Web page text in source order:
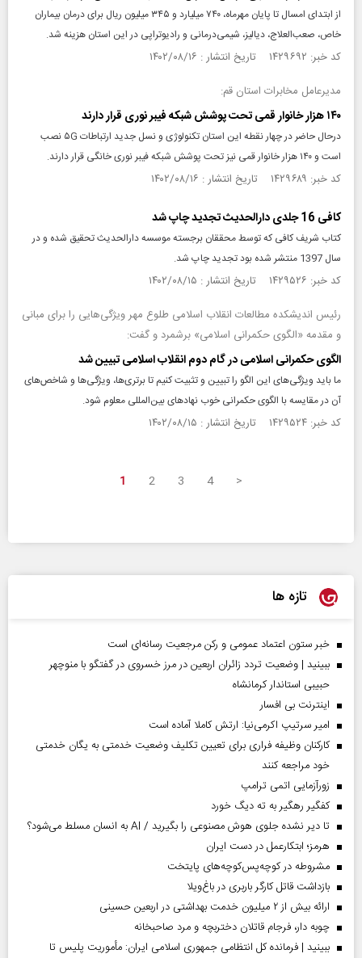
از ابتدای امسال تا پایان مهرماه، ۷۴۰ میلیارد و ۳۴۵ میلیون ریال برای درمان بیماران
خاص، صعب‌العلاج، دیالیز، شیمی‌درمانی و رادیوتراپی در این استان هزینه شد.
کد خبر: ۱۴۲۹۶۹۲ تاریخ انتشار : ۱۴۰۲/۰۸/۱۶
مدیرعامل مخابرات استان قم:
۱۴۰ هزار خانوار قمی تحت پوشش شبکه فیبر نوری قرار دارند
درحال حاضر در چهار نقطه این استان تکنولوژی و نسل جدید ارتباطات ۵G نصب
است و ۱۴۰ هزار خانوار قمی نیز تحت پوشش شبکه فیبر نوری خانگی قرار دارند.
کد خبر: ۱۴۲۹۶۸۹ تاریخ انتشار : ۱۴۰۲/۰۸/۱۶
کافی 16 جلدی دارالحدیث تجدید چاپ شد
کتاب شریف کافی که توسط محققان برجسته موسسه دارالحدیث تحقیق شده و در
سال 1397 منتشر شده بود تجدید چاپ شد.
کد خبر: ۱۴۲۹۵۲۶ تاریخ انتشار : ۱۴۰۲/۰۸/۱۵
رئیس اندیشکده مطالعات انقلاب اسلامی طلوع مهر ویژگی‌هایی را برای مبانی
و مقدمه «الگوی حکمرانی اسلامی» برشمرد و گفت:
الگوی حکمرانی اسلامی در گام دوم انقلاب اسلامی تبیین شد
ما باید ویژگی‌های این الگو را تبیین و تثبیت کنیم تا برتری‌ها، ویژگی‌ها و شاخص‌های
آن در مقایسه با الگوی حکمرانی خوب نهادهای بین‌المللی معلوم شود.
کد خبر: ۱۴۲۹۵۲۴ تاریخ انتشار : ۱۴۰۲/۰۸/۱۵
1 2 3 4 >
تازه ها
خبر ستون اعتماد عمومی و رکن مرجعیت رسانه‌ای است
ببینید | وضعیت تردد زائران اربعین در مرز خسروی در گفتگو با منوچهر
حبیبی استاندار کرمانشاه
اینترنت بی افسار
امیر سرتیپ اکرمی‌نیا: ارتش کاملا آماده است
کارکنان وظیفه فراری برای تعیین تکلیف وضعیت خدمتی به یگان خدمتی
خود مراجعه کنند
زورآزمایی اتمی ترامپ
کفگیر رهگیر به ته دیگ خورد
تا دیر نشده جلوی هوش مصنوعی را بگیرید / AI به انسان مسلط می‌شود؟
هرمز؛ ابتکارعمل در دست ایران
مشروطه در کوچه‌پس‌کوچه‌های پایتخت
بازداشت قاتل کارگر باربری در باغ‌ویلا
ارائه بیش از ۲ میلیون خدمت بهداشتی در اربعین حسینی
چوبه دار، فرجام قاتلان دختربچه و مرد صاحبخانه
ببینید | فرمانده کل انتظامی جمهوری اسلامی ایران­: مأموریت پلیس تا